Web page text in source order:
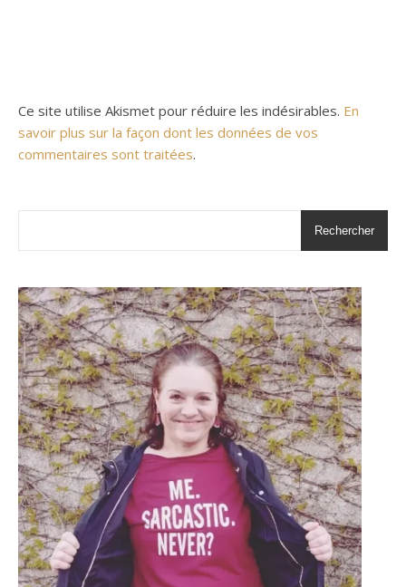
Ce site utilise Akismet pour réduire les indésirables. En
savoir plus sur la façon dont les données de vos
commentaires sont traitées.
Rechercher